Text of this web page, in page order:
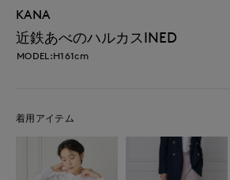
KANA
近鉄あべのハルカスINED
MODEL:H161cm
着用アイテム